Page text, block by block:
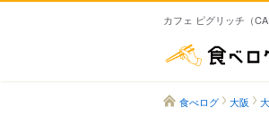
カフェ ピグリッチ（
食べログ 大阪